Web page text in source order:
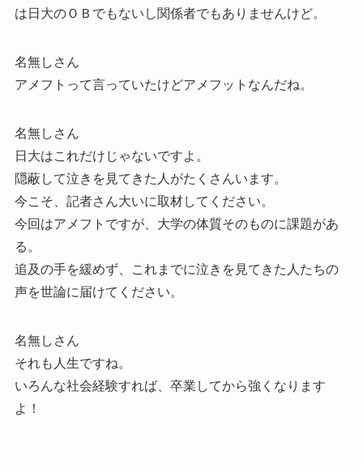
は日大のＯＢでもないし関係者でもありませんけど。
名無しさん
アメフトって言っていたけどアメフットなんだね。
名無しさん
日大はこれだけじゃないですよ。
隠蔽して泣きを見てきた人がたくさんいます。
今こそ、記者さん大いに取材してください。
今回はアメフトですが、大学の体質そのものに課題があ
る。
追及の手を緩めず、これまでに泣きを見てきた人たちの
声を世論に届けてください。
名無しさん
それも人生ですね。
いろんな社会経験すれば、卒業してから強くなります
よ！